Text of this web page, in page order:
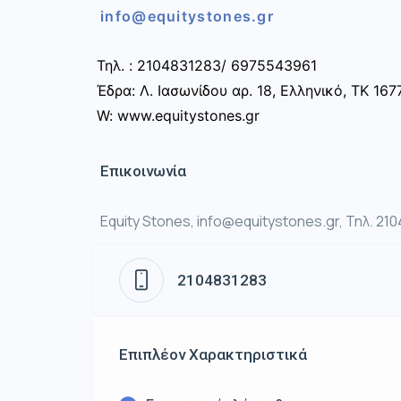
info@equitystones.gr
Τηλ. : 2104831283/ 6975543961
Έδρα: Λ. Ιασωνίδου αρ. 18, Ελληνικό, ΤΚ
W: www.equitystones.gr
Επικοινωνία
Equity Stones, info@equitystones.gr, Τηλ.
2104831283
Επιπλέον Χαρακτηριστικά